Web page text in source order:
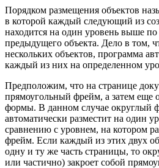
Порядком размещения объектов
в которой каждый следующий из
находится на один уровень выше
предыдущего объекта. Дело в том,
нескольких объектов, программа
каждый из них на определенном
Предположим, что на странице
прямоугольный фрейм, а затем еще
формы. В данном случае округлый
автоматически разместит на один
сравнению с уровнем, на котором
фрейм. Если каждый из этих двух
одну и ту же часть страницы, то
или частично) закроет собой